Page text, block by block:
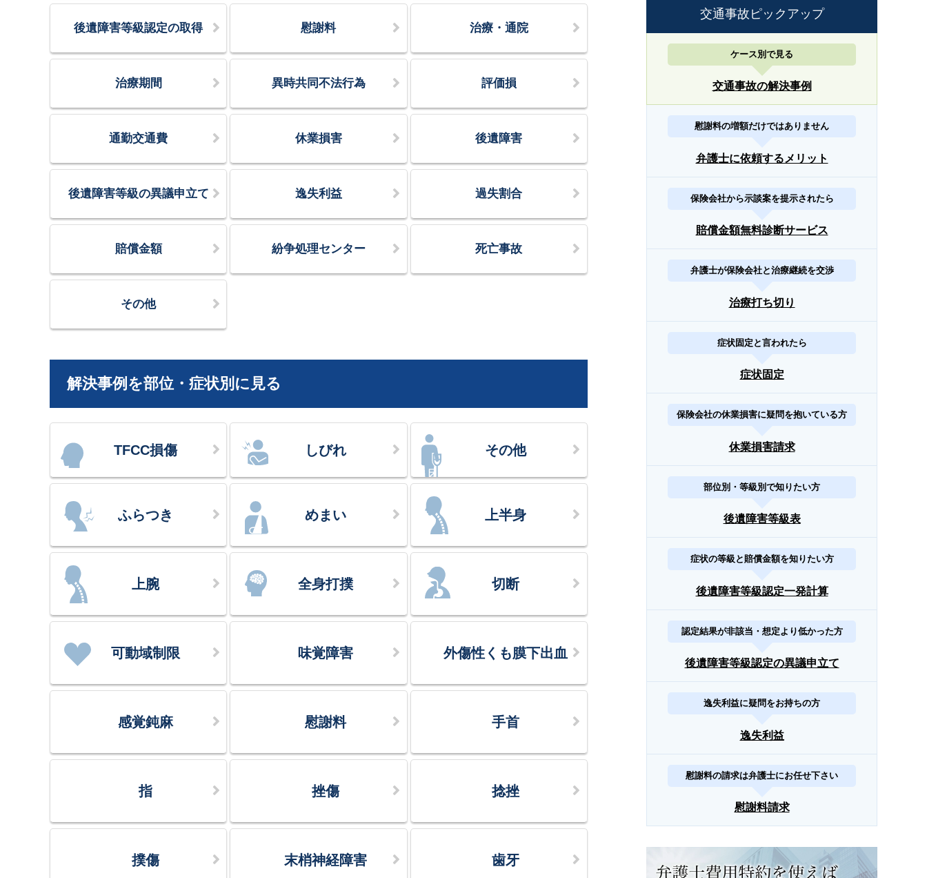
後遺障害等級認定の取得 慰謝料 治療・通院
治療期間 異時共同不法行為 評価損
通勤交通費 休業損害 後遺障害
後遺障害等級の異議申立て 逸失利益 過失割合
賠償金額 紛争処理センター 死亡事故
その他
解決事例を部位・症状別に見る
TFCC損傷 しびれ その他
ふらつき めまい 上半身
上腕 全身打撲 切断
可動域制限 味覚障害 外傷性くも膜下出血
感覚鈍麻 慰謝料 手首
指 挫傷 捻挫
撲傷 末梢神経障害 歯牙
交通事故ピックアップ
ケース別で見る
交通事故の解決事例
慰謝料の増額だけではありません
弁護士に依頼するメリット
保険会社から示談案を提示されたら
賠償金額無料診断サービス
弁護士が保険会社と治療継続を交渉
治療打ち切り
症状固定と言われたら
症状固定
保険会社の休業損害に疑問を抱いている方
休業損害請求
部位別・等級別で知りたい方
後遺障害等級表
症状の等級と賠償金額を知りたい方
後遺障害等級認定一発計算
認定結果が非該当・想定より低かった方
後遺障害等級認定の異議申立て
逸失利益に疑問をお持ちの方
逸失利益
慰謝料の請求は弁護士にお任せ下さい
慰謝料請求